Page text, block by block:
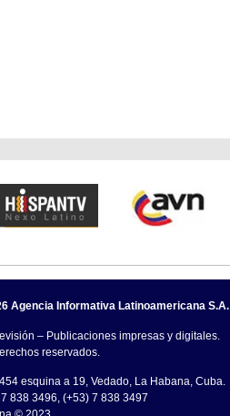
Agencia Informativa Latinoamericana S.A.
– Publicaciones impresas y digitales.
reservados.
esquina a 19, Vedado, La Habana, Cuba.
838 3496, (+53) 7 838 3497